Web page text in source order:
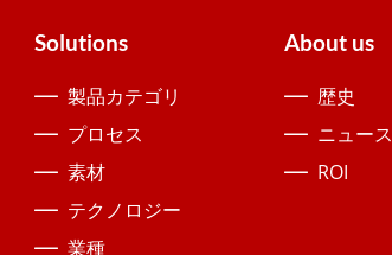
Solutions
製品カテゴリ
プロセス
素材
テクノロジー
業種
About us
歴史
ニュース
ROI